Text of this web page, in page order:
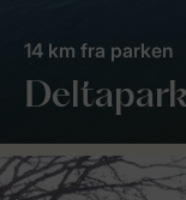
14 km fra parken